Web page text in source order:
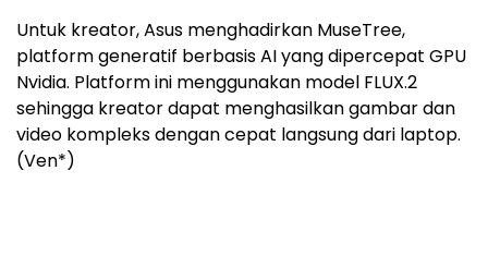
Untuk kreator, Asus menghadirkan MuseTree,
platform generatif berbasis AI yang dipercepat GPU
Nvidia. Platform ini menggunakan model FLUX.2
sehingga kreator dapat menghasilkan gambar dan
video kompleks dengan cepat langsung dari laptop.
(Ven*)